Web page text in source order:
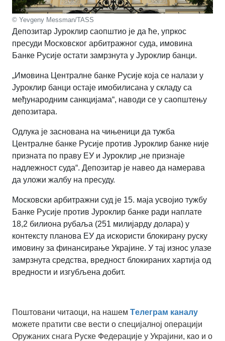
© Yevgeny Messman/TASS
Депозитар Јуроклир саопштио је да ће, упркос
пресуди Московског арбитражног суда, имовина
Банке Русије остати замрзнута у Јуроклир банци.
„Имовина Централне банке Русије која се налази у
Јуроклир банци остаје имобилисана у складу са
међународним санкцијама“, наводи се у саопштењу
депозитара.
Одлука је заснована на чињеници да тужба
Централне банке Русије против Јуроклир банке није
призната по праву ЕУ и Јуроклир „не признаје
надлежност суда“. Депозитар је навео да намерава
да уложи жалбу на пресуду.
Московски арбитражни суд је 15. маја усвојио тужбу
Банке Русије против Јуроклир банке ради наплате
18,2 билиона рубаља (251 милијарду долара) у
контексту планова ЕУ да искористи блокирану руску
имовину за финансирање Украјине. У тај износ улазе
замрзнута средства, вредност блокираних хартија од
вредности и изгубљена добит.
Поштовани читаоци, на нашем Tелеграм каналу
можете пратити све вести о специјалној операцији
Оружаних снага Руске Федерације у Украјини, као и о